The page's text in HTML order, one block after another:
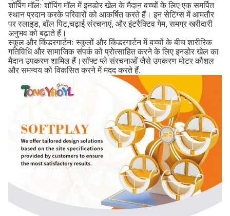
शॉपिंग मॉलः शॉपिंग मॉल में इनडोर खेल के मैदान बच्चों के लिए एक समर्पित
स्थान प्रदान करके परिवारों को आकर्षित करते हैं। इन सेटिंग्स में आमतौर
पर स्लाइड, बॉल पिट,चढ़ाई संरचनाएं, और इंटरैक्टिव गेम, समग्र खरीदारी
अनुभव को बढ़ाते हैं।
स्कूल और किंडरगार्टनः स्कूलों और किंडरगार्टन में बच्चों के बीच शारीरिक
गतिविधि और सामाजिक संपर्क को प्रोत्साहित करने के लिए इनडोर खेल का
मैदान उपकरण शामिल हैं।सॉफ्ट प्ले संरचनाओं जैसे उपकरण मोटर कौशल
और समन्वय को विकसित करने में मदद करते हैं.